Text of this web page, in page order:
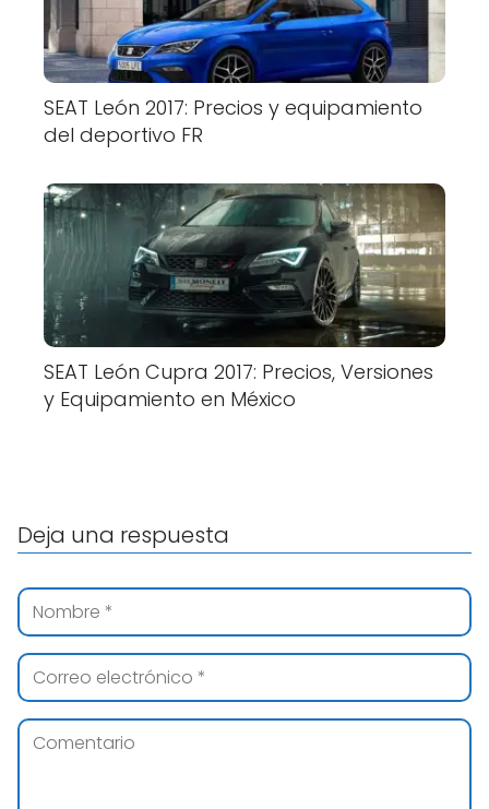
SEAT León 2017: Precios y equipamiento
del deportivo FR
SEAT León Cupra 2017: Precios, Versiones
y Equipamiento en México
Deja una respuesta